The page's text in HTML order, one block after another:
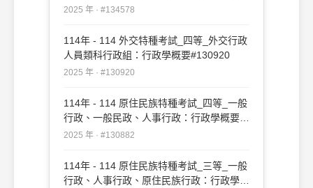
家事務行政、人事行政：行政學概要
2025 年 · #134578
114年 - 114 外交特種考試_四等_外交行政
人員類科行政組：行政學概要#130920
2025 年 · #130920
114年 - 114 原住民族特種考試_四等_一般
行政、一般民政、人事行政：行政學概要
#130882
2025 年 · #130882
114年 - 114 原住民族特種考試_三等_一般
行政、人事行政、原住民族行政：行政學